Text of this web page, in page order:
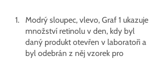
Modrý sloupec, vlevo, Graf 1 ukazuje
množství retinolu v den, kdy byl
daný produkt otevřen v laboratoři a
byl odebrán z něj vzorek pro